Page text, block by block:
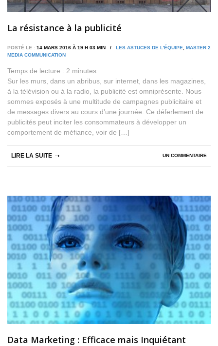
La résistance à la publicité
POSTÉ LE : 14 MARS 2016 À 19 H 03 MIN / LES ASTUCES DE L'ÉQUIPE
MASTER 2
MEDIA COMMUNICATION
Temps de lecture : 2 minutes
Sur les murs, dans un abribus, sur internet, dans les magazines,
à la télévision ou à la radio, la publicité est omniprésente. Nous
sommes exposés à une multitude de campagnes publicitaire et
de messages divers au cours d’une journée. Ce déferlement de
publicités peut inciter les consommateurs à développer un
comportement de méfiance, voir de […]
UN COMMENTAIRE
LIRE LA SUITE
Data Marketing : Efficace mais Inquiétant